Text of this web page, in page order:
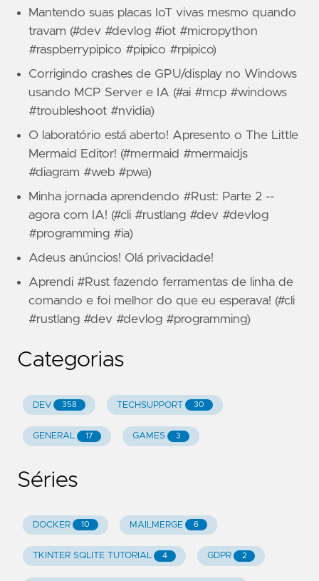
Mantendo suas placas IoT vivas mesmo quando
travam (#dev #devlog #iot #micropython
#raspberrypipico #pipico #rpipico)
Corrigindo crashes de GPU/display no Windows
usando MCP Server e IA (#ai #mcp #windows
#troubleshoot #nvidia)
O laboratório está aberto! Apresento o The Little
Mermaid Editor! (#mermaid #mermaidjs
#diagram #web #pwa)
Minha jornada aprendendo #Rust: Parte 2 --
agora com IA! (#cli #rustlang #dev #devlog
#programming #ia)
Adeus anúncios! Olá privacidade!
Aprendi #Rust fazendo ferramentas de linha de
comando e foi melhor do que eu esperava! (#cli
#rustlang #dev #devlog #programming)
Categorias
DEV 358 TECHSUPPORT 30
GENERAL 17 GAMES 3
Séries
DOCKER 10 MAILMERGE 6
TKINTER SQLITE TUTORIAL 4 GDPR 2